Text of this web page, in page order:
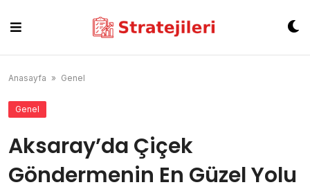
content
Anasayfa » Genel
Genel
Aksaray’da Çiçek
Göndermenin En Güzel Yolu